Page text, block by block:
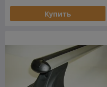
Купить